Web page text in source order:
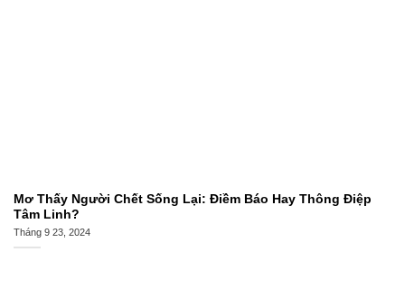
Mơ Thấy Người Chết Sống Lại: Điềm Báo Hay Thông Điệp
Tâm Linh?
Tháng 9 23, 2024